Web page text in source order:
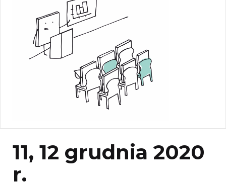
11, 12 grudnia 2020
r.